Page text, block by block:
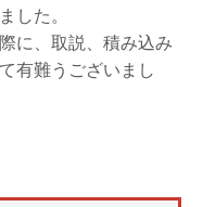
した。
に、取説、積み込み
有難うございまし